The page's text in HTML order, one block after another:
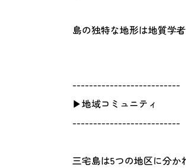
島の独特な地形は地質学
--------------------------
▶地域コミュニティ
--------------------------
三宅島は5つの地区に分